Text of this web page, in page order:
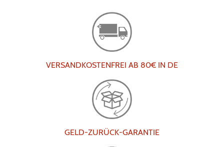
VERSANDKOSTENFREI AB 80€ IN DE
GELD-ZURÜCK-GARANTIE